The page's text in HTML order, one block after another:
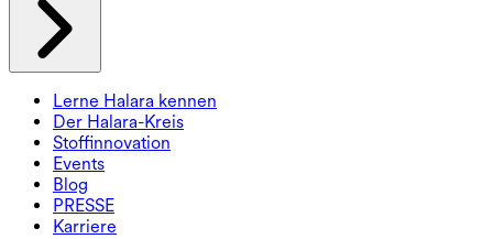
Lerne Halara kennen
Der Halara-Kreis
Stoffinnovation
Events
Blog
PRESSE
Karriere